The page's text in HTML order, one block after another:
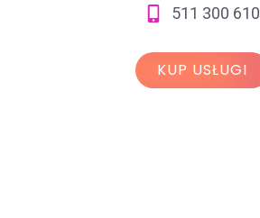
511 300 610
KUP USŁUGI